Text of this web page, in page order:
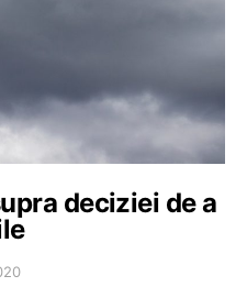
deciziei de a